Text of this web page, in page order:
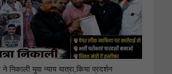
निकाली युवा न्याय यात्रा,किया प्रदर्शन